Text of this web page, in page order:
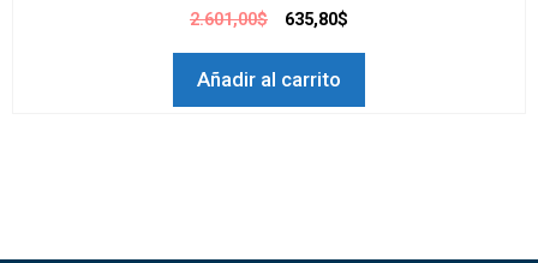
0
d
2.601,00$ 635,80$
Añadir al carrito